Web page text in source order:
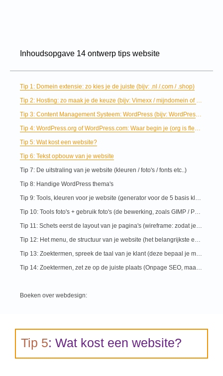
Inhoudsopgave 14 ontwerp tips website
Tip 1: Domein extensie: zo kies je de juiste (bijv: .nl /.com / .shop)
Tip 2: Hosting: zo maak je de keuze (bijv: Vimexx / mijndomein of sneller)
Tip 3: Content Management Systeem: WordPress (bijv: WordPress / Joomla / Dupral of Magento ...)
Tip 4: WordPress.org of WordPress.com: Waar begin je (org is flexibeler dan com.)
Tip 5: Wat kost een website?
Tip 6: Tekst opbouw van je website
Tip 7: De uitstraling van je website (kleuren / foto's / fonts etc..)
Tip 8: Handige WordPress thema's
Tip 9: Tools, kleuren voor je website (generator voor de 5 basis kleuren)
Tip 10: Tools foto's + gebruik foto's (de bewerking, zoals GIMP / Photoshop of Paintshop)
Tip 11: Schets eerst de layout van je pagina's (wireframe: zodat je visualiseert wat belangrijk is)
Tip 12: Het menu, de structuur van je website (het belangrijkste eerst: dit geld ook voor je menu)
Tip 13: Zoektermen, spreek de taal van je klant (deze bepaal je met bijv. de zoekwoordenplanner van Google)
Tip 14: Zoektermen, zet ze op de juiste plaats (Onpage SEO, maar ook interne links zijn belangrijk)
Boeken over webdesign:
Tip 5: Wat kost een website?